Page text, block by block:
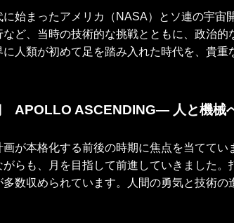
に始まったアメリカ（NASA）とソ連の宇宙
ど、当時の技術的な挑戦とともに、政治
人類が初めて足を踏み入れた時代を、貴重
APOLLO ASCENDING— 人と機械
が本格化する前後の時期に焦点を当てて
らも、月を目指して前進していきました。
数収められています。人間の勇気と技術